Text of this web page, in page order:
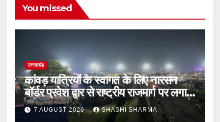
You missed
उत्तराखंड
कांवड़ यात्रियों के स्वागत के लिए नारसन
बॉर्डर प्रवेश द्वार से राष्ट्रीय राजमार्ग पर लगाई
गई रंगीन एलईडी लाइटें
7 AUGUST 2026 SHASHI SHARMA